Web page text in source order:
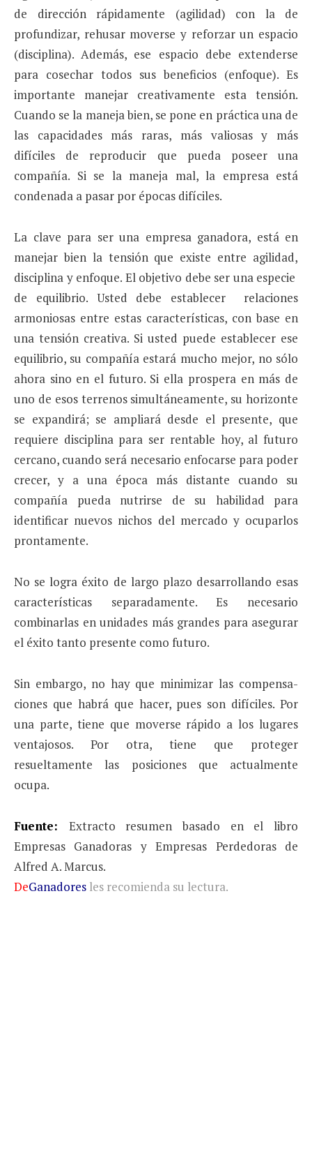
de dirección rápidamente (agilidad) con la de
profundi­zar, rehusar moverse y reforzar un espacio
(disciplina). Además, ese espacio debe extenderse
para cosechar todos sus beneficios (enfoque). Es
importante manejar creativamente esta tensión.
Cuando se la maneja bien, se pone en práctica una de
las capacidades más raras, más valiosas y más
difíciles de reproducir que pueda poseer una
compañía. Si se la maneja mal, la empresa está
condenada a pasar por épocas difíciles.
La clave para ser una empresa ganadora, está en
manejar bien la tensión que existe entre agilidad,
disciplina y enfoque. El objetivo debe ser una especie
de equilibrio. Usted debe establecer relaciones
armoniosas entre estas características, con base en
una tensión creativa. Si usted puede establecer ese
equilibrio, su compañía estará mucho mejor, no sólo
ahora sino en el futuro. Si ella prospera en más de
uno de esos terrenos simultáneamente, su horizonte
se expandirá; se ampliará desde el presente, que
requie­re disciplina para ser rentable hoy, al futuro
cercano, cuando será necesario enfocarse para poder
crecer, y a una época más distante cuando su
compañía pueda nutrirse de su habilidad para
identificar nuevos nichos del mercado y ocuparlos
prontamente.
No se logra éxito de largo plazo desarrollando esas
características separadamente. Es necesario
combinarlas en unidades más grandes para asegurar
el éxito tanto presente como futuro.
Sin embargo, no hay que minimizar las compensa­
ciones que habrá que hacer, pues son difíciles. Por
una parte, tiene que moverse rápido a los lugares
ventajosos. Por otra, tiene que proteger
resueltamente las posiciones que actualmente
ocupa.
Fuente: Extracto resumen basado en el libro
Empresas Ganadoras y Empresas Perdedoras de
Alfred A. Marcus.
DeGanadores les recomienda su lectura.